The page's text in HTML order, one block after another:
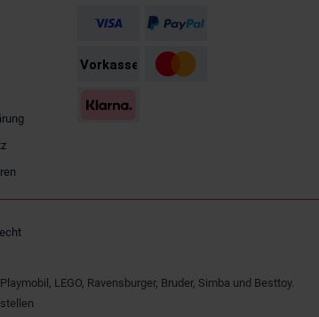
LEGO, Ravensburger, Bruder, Simba und Besttoy.